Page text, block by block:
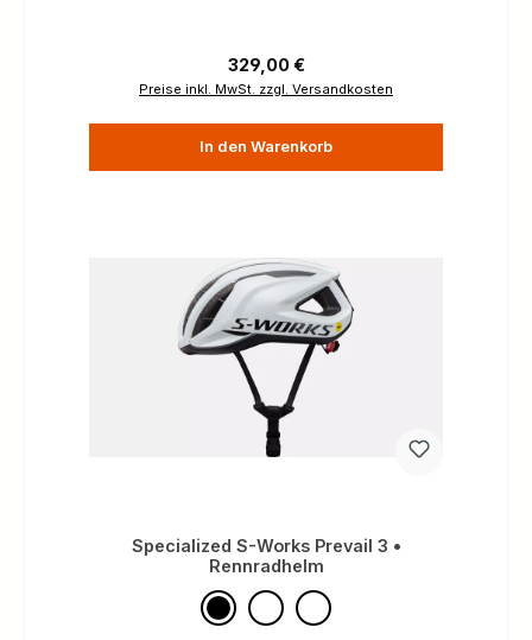
Regulärer Preis:
329,00 €
Preise inkl. MwSt. zzgl. Versandkosten
In den Warenkorb
Specialized S-Works Prevail 3 •
Rennradhelm